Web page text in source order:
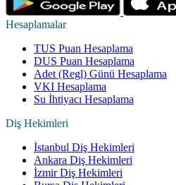
Hesaplamalar
TUS Puan Hesaplama
DUS Puan Hesaplama
Adet (Regl) Günü Hesaplama
VKI Hesaplama
Su İhtiyacı Hesaplama
Diş Hekimleri
İstanbul Diş Hekimleri
Ankara Diş Hekimleri
İzmir Diş Hekimleri